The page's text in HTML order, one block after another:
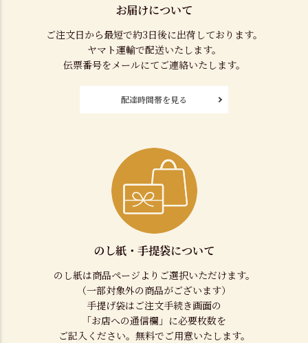
お届けについて
ご注文日から最短で約3日後に出荷しております。
ヤマト運輸で配送いたします。
伝票番号をメールにてご連絡いたします。
配達時間帯を見る
のし紙・手提袋について
のし紙は商品ページよりご選択いただけます。
（一部対象外の商品がございます）
手提げ袋はご注文手続き画面の
「お店への通信欄」に必要枚数を
ご記入ください。無料でご用意いたします。